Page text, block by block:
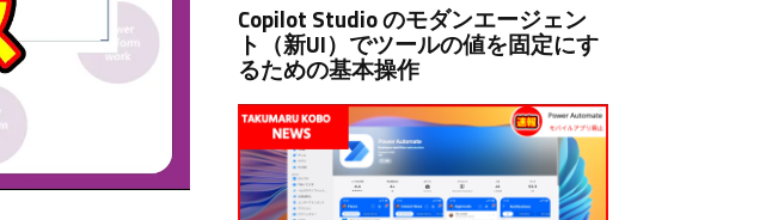
Copilot Studio のモダンエージェン
ト（新UI）でツールの値を固定にす
るための基本操作